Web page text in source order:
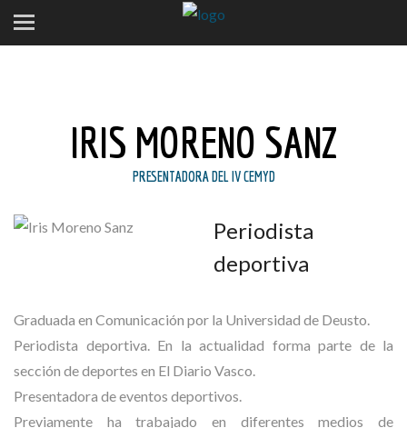
IRIS MORENO SANZ
PRESENTADORA DEL IV CEMYD
Periodista
deportiva
Graduada en Comunicación por la Universidad de Deusto.
Periodista deportiva. En la actualidad forma parte de la
sección de deportes en El Diario Vasco.
Presentadora de eventos deportivos.
Previamente ha trabajado en diferentes medios de